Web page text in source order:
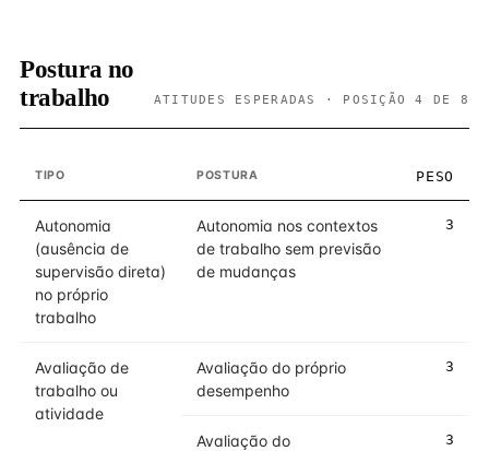
Postura no
trabalho
ATITUDES ESPERADAS · POSIÇÃO 4 DE 8
TIPO POSTURA PESO
Autonomia
(ausência de
supervisão direta)
no próprio
trabalho
Autonomia nos contextos
de trabalho sem previsão
de mudanças
3
Avaliação de
trabalho ou
atividade
Avaliação do próprio
desempenho
3
Avaliação do
3